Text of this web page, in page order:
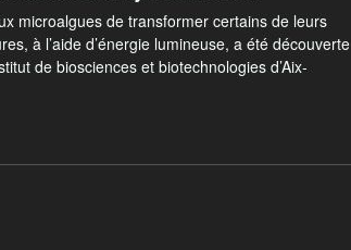
microalgues de transformer certains de leurs
à l’aide d’énergie lumineuse, a été découverte
de biosciences et biotechnologies d’Aix-